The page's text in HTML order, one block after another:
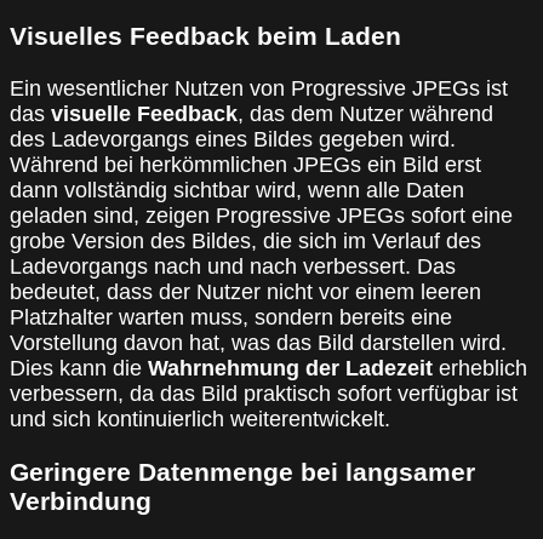
Visuelles Feedback beim Laden
Ein wesentlicher Nutzen von Progressive JPEGs ist
das visuelle Feedback, das dem Nutzer während
des Ladevorgangs eines Bildes gegeben wird.
Während bei herkömmlichen JPEGs ein Bild erst
dann vollständig sichtbar wird, wenn alle Daten
geladen sind, zeigen Progressive JPEGs sofort eine
grobe Version des Bildes, die sich im Verlauf des
Ladevorgangs nach und nach verbessert. Das
bedeutet, dass der Nutzer nicht vor einem leeren
Platzhalter warten muss, sondern bereits eine
Vorstellung davon hat, was das Bild darstellen wird.
Dies kann die Wahrnehmung der Ladezeit erheblich
verbessern, da das Bild praktisch sofort verfügbar ist
und sich kontinuierlich weiterentwickelt.
Geringere Datenmenge bei langsamer
Verbindung